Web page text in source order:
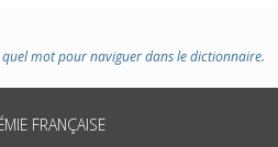
mot pour naviguer dans le dictionnaire.
FRANÇAISE